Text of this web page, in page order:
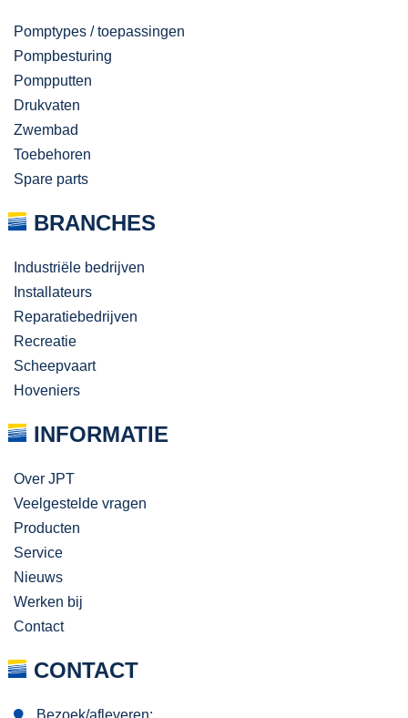
Pomptypes / toepassingen
Pompbesturing
Pompputten
Drukvaten
Zwembad
Toebehoren
Spare parts
BRANCHES
Industriële bedrijven
Installateurs
Reparatiebedrijven
Recreatie
Scheepvaart
Hoveniers
INFORMATIE
Over JPT
Veelgestelde vragen
Producten
Service
Nieuws
Werken bij
Contact
CONTACT
Bezoek/afleveren: